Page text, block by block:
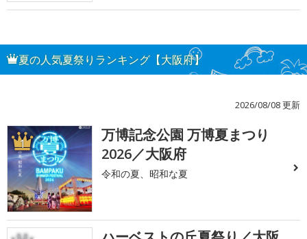
夏の人気夏祭りランキング【大阪府】
2026/08/08 更新
1
万博記念公園 万博夏まつり
2026／大阪府
令和の夏、昭和な夏